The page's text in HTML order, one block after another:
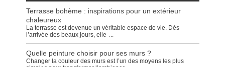
Terrasse bohème : inspirations pour un extérieur
chaleureux
La terrasse est devenue un véritable espace de vie. Dès
l’arrivée des beaux jours, elle ...
Quelle peinture choisir pour ses murs ?
Changer la couleur des murs est l’un des moyens les plus